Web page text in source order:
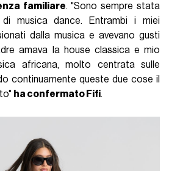
familiare. "Sono sempre stata
musica dance. Entrambi i miei
dalla musica e avevano gusti
amava la house classica e mio
africana, molto centrata sulle
continuamente queste due cose il
ha confermato Fifi.